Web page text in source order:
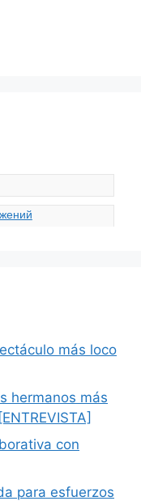
más loco
hermanos más
con
para esfuerzos